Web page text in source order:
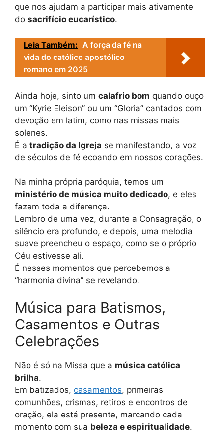
que nos ajudam a participar mais ativamente
do sacrifício eucarístico.
Leia Também: A força da fé na
vida do católico apostólico
romano em 2025
Ainda hoje, sinto um calafrio bom quando ouço
um “Kyrie Eleison” ou um “Gloria” cantados com
devoção em latim, como nas missas mais
solenes.
É a tradição da Igreja se manifestando, a voz
de séculos de fé ecoando em nossos corações.
Na minha própria paróquia, temos um
ministério de música muito dedicado, e eles
fazem toda a diferença.
Lembro de uma vez, durante a Consagração, o
silêncio era profundo, e depois, uma melodia
suave preencheu o espaço, como se o próprio
Céu estivesse ali.
É nesses momentos que percebemos a
“harmonia divina” se revelando.
Música para Batismos,
Casamentos e Outras
Celebrações
Não é só na Missa que a música católica
brilha.
Em batizados, casamentos, primeiras
comunhões, crismas, retiros e encontros de
oração, ela está presente, marcando cada
momento com sua beleza e espiritualidade.